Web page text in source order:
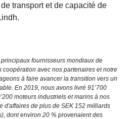
transport et de capacité de
fournisseurs mondiaux de
coopération avec nos partenaires et notre
à faire avancer la transition vers un
En 2019, nous avons livré 91’700
moteurs industriels et marins à nos
d'affaires de plus de SEK 152 milliards
dont environ 20 % provenaient des